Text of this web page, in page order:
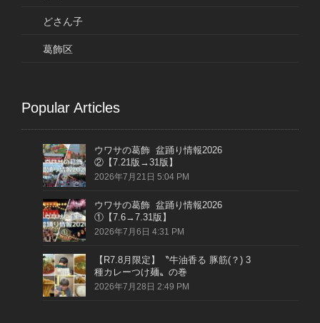
どさん子
葛飾区
Popular Articles
ウワサの葛飾 盆踊り情報2026
②【7.21版→31版】
2026年7月21日 5:04 PM
ウワサの葛飾 盆踊り情報2026
①【7.6→7.31版】
2026年7月6日 4:31 PM
【R7.8月限定】〝牛油香る 豚筋(？) 3
種カレーつけ麺〟の巻
2026年7月28日 2:49 PM